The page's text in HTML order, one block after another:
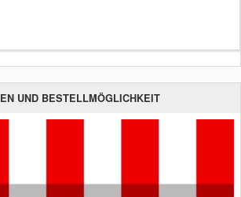
UND BESTELLMÖGLICHKEIT